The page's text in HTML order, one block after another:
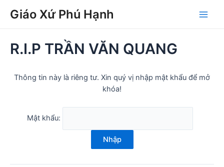
Giáo Xứ Phú Hạnh
Main
R.I.P TRẦN VĂN QUANG
Thông tin này là riêng tư. Xin quý vị nhập mật khẩu để mở
khóa!
Mật khẩu:
Nhập
navigation